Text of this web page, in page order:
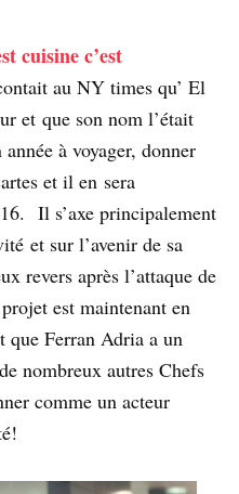
cuisine c’est
au NY times qu’ El
et que son nom l’était
à voyager, donner
et il en sera
Il s’axe principalement
et sur l’avenir de sa
revers après l’attaque de
est maintenant en
que Ferran Adria a un
nombreux autres Chefs
comme un acteur